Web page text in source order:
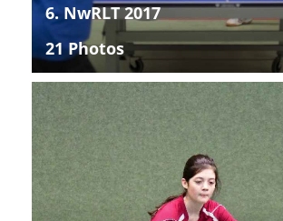
6. NwRLT 2017
21 Photos